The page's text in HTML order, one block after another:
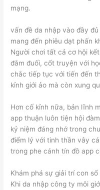
mạng.
vấn đề da nhập vào đầy
mang đến phiêu dạt phấn
Người chơi tất cả cơ hội
đắm đuối, cốt truyện với
chắc tiếp tục với tiến đến
kỉnh giới ảo mà còn xung
Hơn cố kỉnh nữa, bản lĩnh
app thuận luôn tiện hội
kỷ niệm đáng nhớ trong
điểm lý với tinh thần vây
trong phe cánh tín đồ app
Khám phá sự giải trí con số
Khi da nhập công ty môi